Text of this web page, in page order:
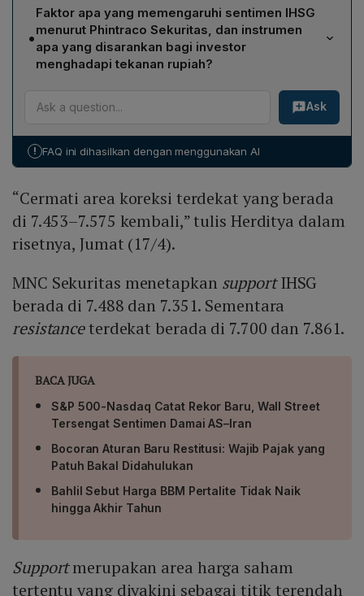
Ia menyarankan memperhatikan area koreksi di 7.453–
7.575 dan menegaskan support di 7.488 dan 7.351,
serta resistance di 7.700 dan 7.861.
MNC Sekuritas merekomendasikan dua saham: PT
Bumi Resources Minerals Tbk (BRMS) dengan entry
Rp 815–Rp 835, target Rp 940–Rp 1.025, dan stop‑loss di
bawah Rp 790; serta PT J Resources Asia Pasifik Tbk
•
Faktor apa yang memengaruhi sentimen IHSG
menurut Phintraco Sekuritas, dan instrumen
apa yang disarankan bagi investor
menghadapi tekanan rupiah?
Phintraco Sekuritas mencatat bahwa perundingan
AS‑Iran yang dapat menghentikan perang serta
penurunan harga minyak mentah menjadi faktor positif,
sehingga IHSG diperkirakan bergerak sideways di
Phintraco menyarankan investasi pada Sekuritas
Rupiah Bank Indonesia (SRBI), yang menawarkan imbal
hasil tinggi dan berfungsi sebagai penyerap likuiditas
untuk menjaga stabilitas nilai tukar.
Ask
! FAQ ini dihasilkan dengan menggunakan AI
“Cermati area koreksi terdekat yang berada
di 7.453–7.575 kembali,” tulis Herditya dalam
risetnya, Jumat (17/4).
MNC Sekuritas menetapkan supportIHSG
berada di 7.488 dan 7.351. Sementara
resistanceterdekat berada di 7.700 dan 7.861.
BACA JUGA
S&P 500-Nasdaq Catat Rekor Baru, Wall Street
Tersengat Sentimen Damai AS–Iran
Bocoran Aturan Baru Restitusi: Wajib Pajak yang
Patuh Bakal Didahulukan
Bahlil Sebut Harga BBM Pertalite Tidak Naik
hingga Akhir Tahun
Supportmerupakan area harga saham
tertentu yang diyakini sebagai titik terendah